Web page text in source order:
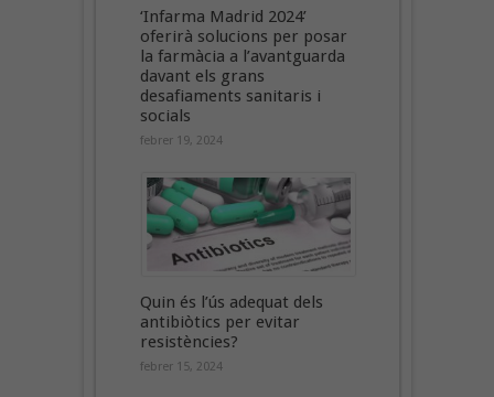
‘Infarma Madrid 2024’
oferirà solucions per posar
la farmàcia a l’avantguarda
davant els grans
desafiaments sanitaris i
socials
febrer 19, 2024
Quin és l’ús adequat dels
antibiòtics per evitar
resistències?
febrer 15, 2024